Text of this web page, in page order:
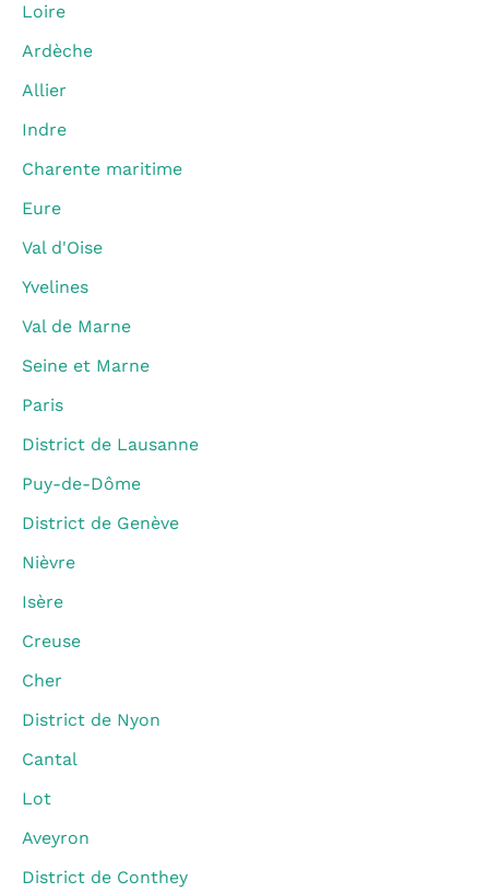
Loire
Ardèche
Allier
Indre
Charente maritime
Eure
Val d'Oise
Yvelines
Val de Marne
Seine et Marne
Paris
District de Lausanne
Puy-de-Dôme
District de Genève
Nièvre
Isère
Creuse
Cher
District de Nyon
Cantal
Lot
Aveyron
District de Conthey